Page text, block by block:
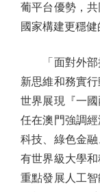
葡平台優勢，
國家構建更穩健
「面對外部
新思維和務實
世界展現『一
任在澳門強調
科技、綠色金
有世界級大學
重點發展人工